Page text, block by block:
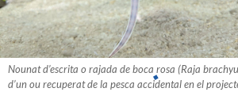
Nounat d’escrita o rajada de boca rosa (Raja
d’un ou recuperat de la pesca accidental en el